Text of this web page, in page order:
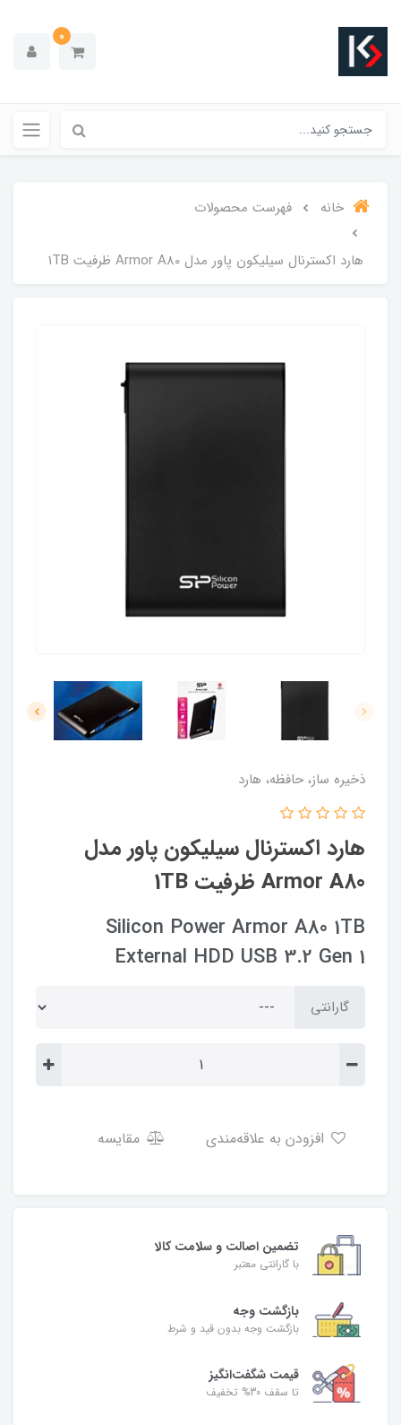
0
خانه فهرست محصولات
هارد اکسترنال سیلیکون پاور مدل Armor A80 ظرفیت 1TB
ذخیره ساز، حافظه، هارد
هارد اکسترنال سیلیکون پاور مدل
Armor A80 ظرفیت 1TB
Silicon Power Armor A80 1TB
External HDD USB 3.2 Gen 1
گارانتی
مقایسه
تضمین اصالت و سلامت کالا
با گارانتی معتبر
بازگشت وجه
بازگشت وجه بدون قید و شرط
قیمت شگفت‌انگیز
تا سقف 30% تخفیف